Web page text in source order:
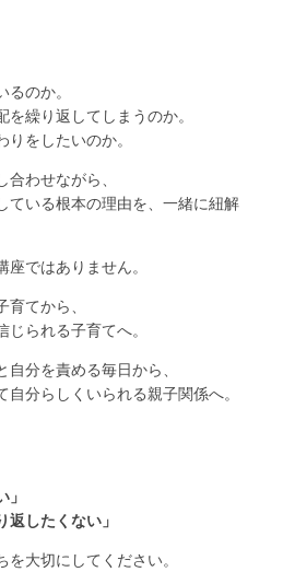
のか。
繰り返してしまうのか。
をしたいのか。
わせながら、
ている根本の理由を、一緒に紐解
ではありません。
てから、
られる子育てへ。
自分を責める毎日から、
分らしくいられる親子関係へ。
」
返したくない」
大切にしてください。